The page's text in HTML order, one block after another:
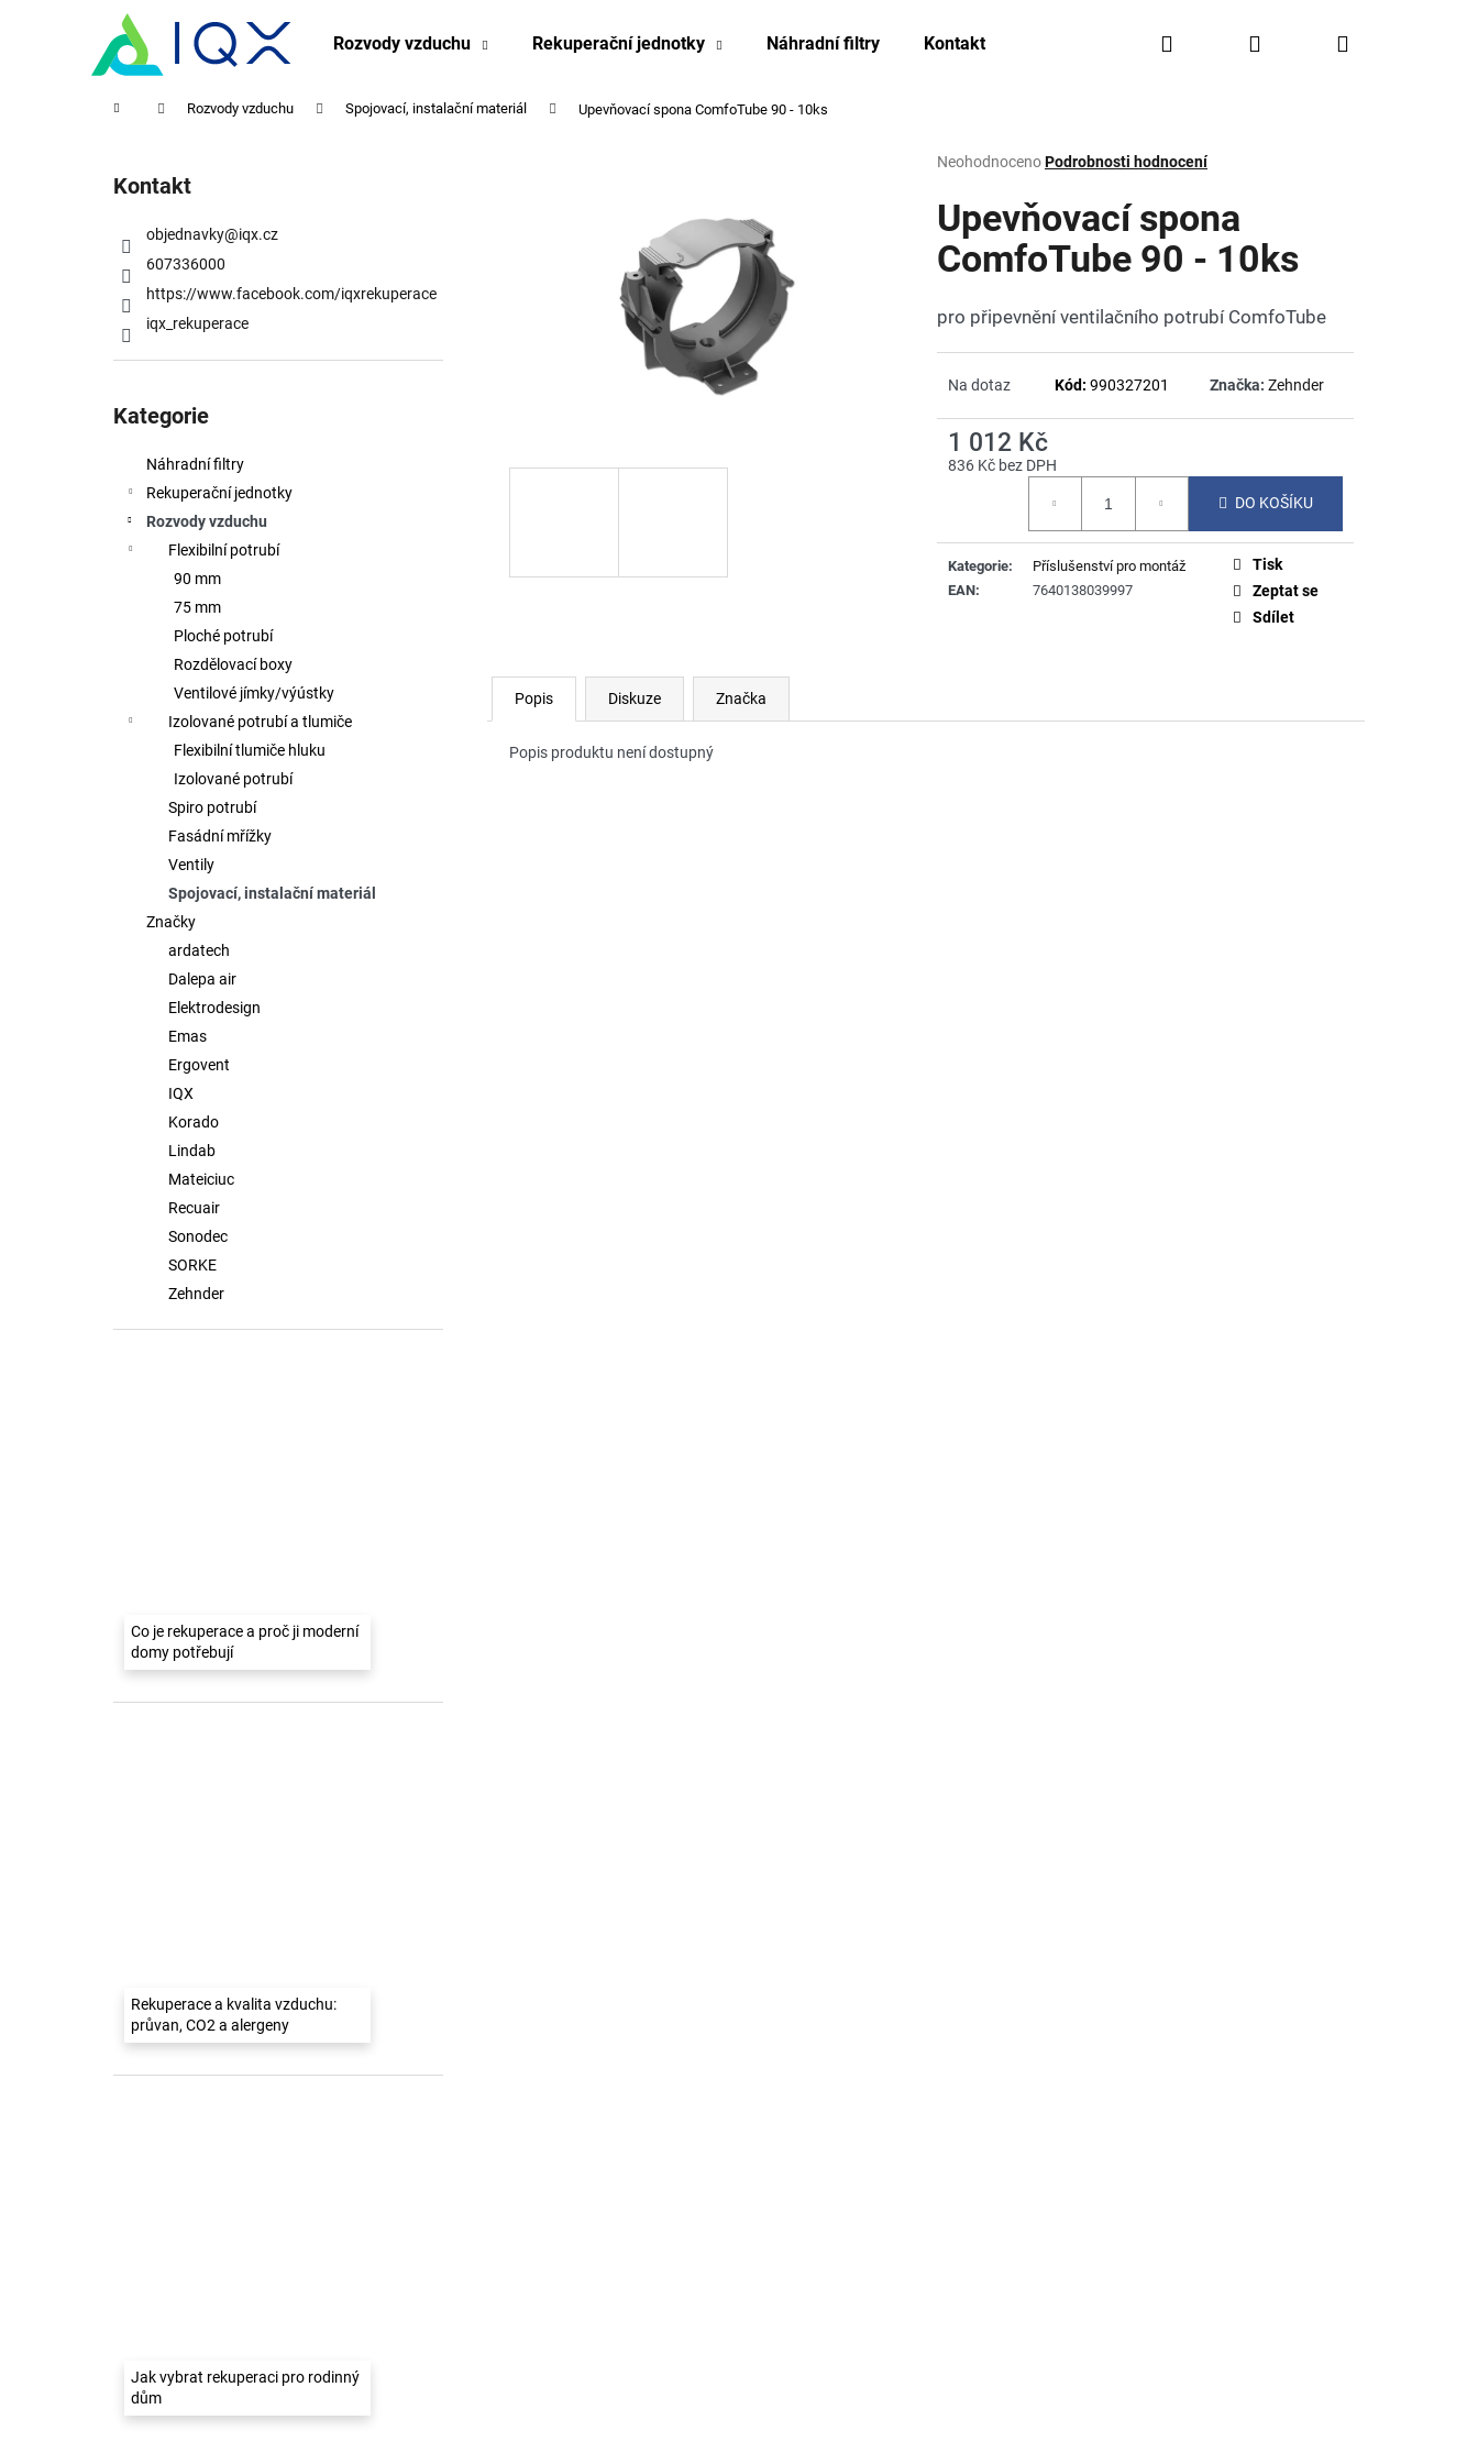
Rozvody vzduchu Rekuperační jednotky Náhradní filtry Kontakt Doprava a platba Značky
Hledat PřihlášeníNákupní
Domů Rozvody vzduchu Spojovací, instalační materiál Upevňovací spona ComfoTube 90 - 10ks
Kontakt
objednavky@iqx.cz
607336000
https://www.facebook.com/iqxrekuperace
iqx_rekuperace
kategorie
Kategorie
Náhradní filtry
Rekuperační jednotky
Rozvody vzduchu
Flexibilní potrubí
90 mm
75 mm
Ploché potrubí
Rozdělovací boxy
Ventilové jímky/výústky
Izolované potrubí a tlumiče
Flexibilní tlumiče hluku
Izolované potrubí
Spiro potrubí
Fasádní mřížky
Ventily
Spojovací, instalační materiál
Značky
ardatech
Dalepa air
Elektrodesign
Emas
Ergovent
IQX
Korado
Lindab
Mateiciuc
Recuair
Sonodec
SORKE
Zehnder
Co je rekuperace a proč ji moderní
domy potřebují
Rekuperace a kvalita vzduchu:
průvan, CO2 a alergeny
Jak vybrat rekuperaci pro rodinný
dům
Průměrné
produktu
je
0,0
z
hvězdiček.
NeohodnocenoPodrobnosti hodnocení
Upevňovací spona
ComfoTube 90 - 10ks
pro připevnění ventilačního potrubí ComfoTube
Na dotaz Kód: 990327201 Značka: Zehnder
1 012 Kč
836 Kč bez DPH
DO KOŠÍKU
Kategorie:
Příslušenství pro montáž
EAN: 7640138039997
Tisk
Zeptat se
Sdílet
Popis Diskuze Značka
Popis produktu není dostupný
Zpět
Zpět
Co potřebujete najít?
Doporučujeme